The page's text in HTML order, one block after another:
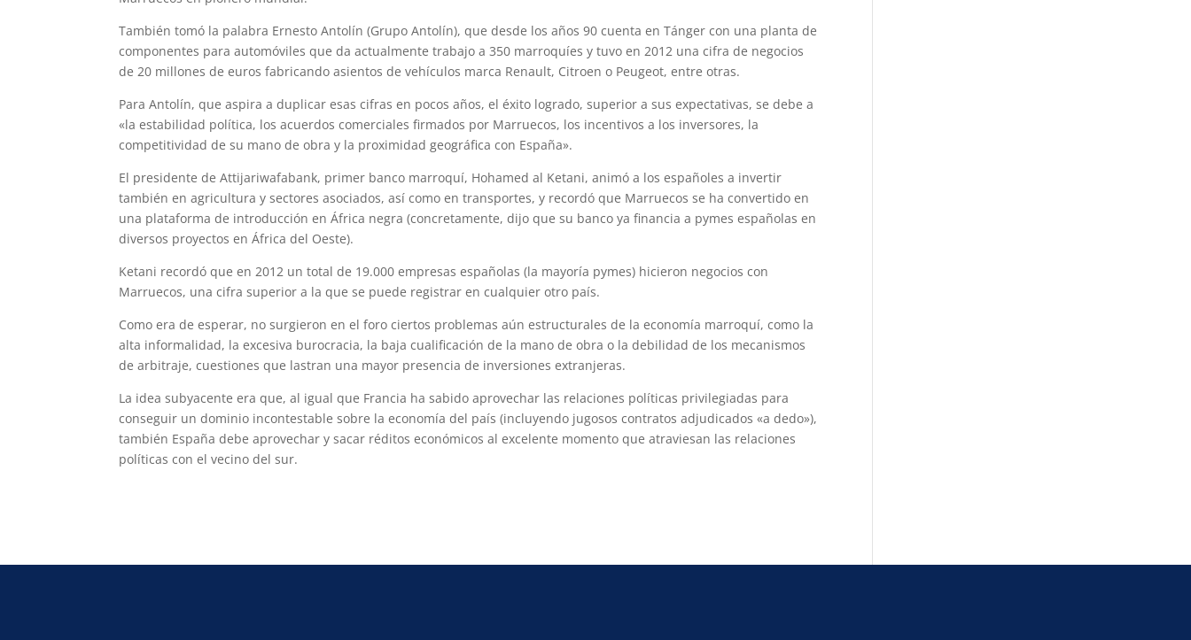
También tomó la palabra Ernesto Antolín (Grupo Antolín), que desde los años 90 cuenta en Tánger con una planta de
componentes para automóviles que da actualmente trabajo a 350 marroquíes y tuvo en 2012 una cifra de negocios
de 20 millones de euros fabricando asientos de vehículos marca Renault, Citroen o Peugeot, entre otras.
Para Antolín, que aspira a duplicar esas cifras en pocos años, el éxito logrado, superior a sus expectativas, se debe a
«la estabilidad política, los acuerdos comerciales firmados por Marruecos, los incentivos a los inversores, la
competitividad de su mano de obra y la proximidad geográfica con España».
El presidente de Attijariwafabank, primer banco marroquí, Hohamed al Ketani, animó a los españoles a invertir
también en agricultura y sectores asociados, así como en transportes, y recordó que Marruecos se ha convertido en
una plataforma de introducción en África negra (concretamente, dijo que su banco ya financia a pymes españolas en
diversos proyectos en África del Oeste).
Ketani recordó que en 2012 un total de 19.000 empresas españolas (la mayoría pymes) hicieron negocios con
Marruecos, una cifra superior a la que se puede registrar en cualquier otro país.
Como era de esperar, no surgieron en el foro ciertos problemas aún estructurales de la economía marroquí, como la
alta informalidad, la excesiva burocracia, la baja cualificación de la mano de obra o la debilidad de los mecanismos
de arbitraje, cuestiones que lastran una mayor presencia de inversiones extranjeras.
La idea subyacente era que, al igual que Francia ha sabido aprovechar las relaciones políticas privilegiadas para
conseguir un dominio incontestable sobre la economía del país (incluyendo jugosos contratos adjudicados «a dedo»),
también España debe aprovechar y sacar réditos económicos al excelente momento que atraviesan las relaciones
políticas con el vecino del sur.